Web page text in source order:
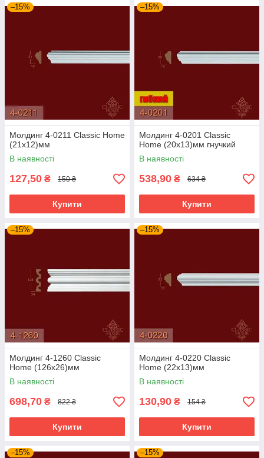
–15%
Молдинг 4-0211 Classic Home
(21x12)мм
В наявності
127,50 ₴ 150 ₴
Купити
–15%
Молдинг 4-0201 Classic
Home (20x13)мм гнучкий
В наявності
538,90 ₴ 634 ₴
Купити
–15%
Молдинг 4-1260 Classic
Home (126x26)мм
В наявності
698,70 ₴ 822 ₴
Купити
–15%
Молдинг 4-0220 Classic
Home (22x13)мм
В наявності
130,90 ₴ 154 ₴
Купити
–15% –15%